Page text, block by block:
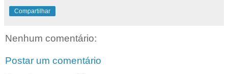
Compartilhar
Nenhum comentário:
Postar um comentário